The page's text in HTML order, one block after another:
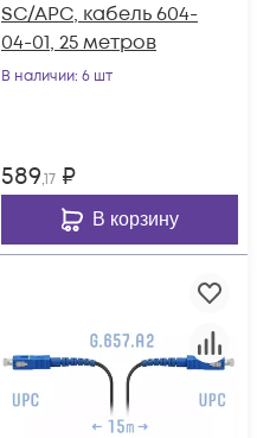
SC/APC, кабель 604-
04-01, 25 метров
В наличии: 6 шт
589,17 ₽
В корзину